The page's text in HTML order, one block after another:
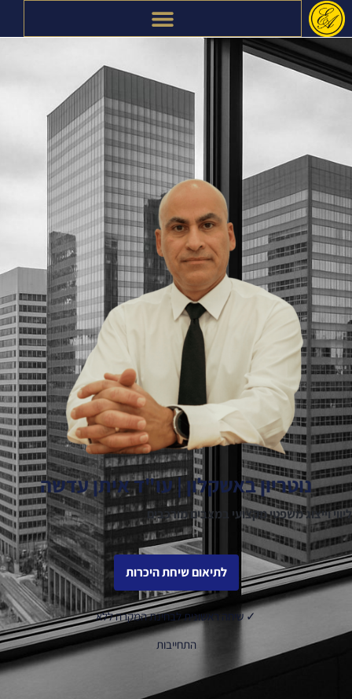
דילוג
לתוכן
נוטריון באשקלון | עו"ד איתן עדשה
לתיאום שיחת היכרות
✓ שיחה ראשונית לבחינת המקרה ללא
התחייבות
ליווי וייצוג משפטי מקצועי במצבים מורכבים